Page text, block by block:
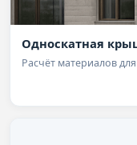
Односкатная
Расчёт материалов